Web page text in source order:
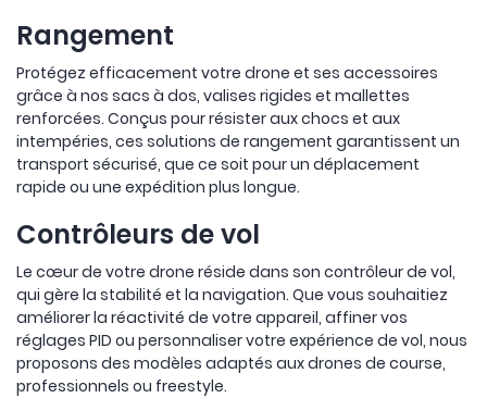
Rangement
Protégez efficacement votre drone et ses accessoires
grâce à nos sacs à dos, valises rigides et mallettes
renforcées. Conçus pour résister aux chocs et aux
intempéries, ces solutions de rangement garantissent un
transport sécurisé, que ce soit pour un déplacement
rapide ou une expédition plus longue.
Contrôleurs de vol
Le cœur de votre drone réside dans son contrôleur de vol,
qui gère la stabilité et la navigation. Que vous souhaitiez
améliorer la réactivité de votre appareil, affiner vos
réglages PID ou personnaliser votre expérience de vol, nous
proposons des modèles adaptés aux drones de course,
professionnels ou freestyle.